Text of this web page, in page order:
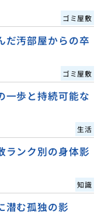
ゴミ屋敷
だ汚部屋からの卒
ゴミ屋敷
一歩と持続可能な
生活
ランク別の身体影
知識
潜む孤独の影